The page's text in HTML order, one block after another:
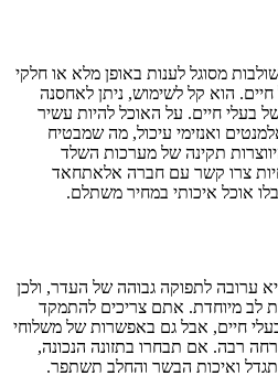
מסוגל לענות באופן מלא או חלקי
הוא קל לשימוש, ניתן לאחסנה
בעלי חיים. על האוכל להיות עשיר
ואנזימי עיכול, מה שמבטיח
תקינה של מערכות השלד
צרו קשר עם חברה אלאתחאד
אוכל איכותי במחיר משתלם.
ערובה לתפוקה גבוהה של העדר, ולכן
לב מיוחדת. אתם צריכים להתמקד
חיים, אבל גם באפשרות של משלוחי
רבה. אם תבחרו בתזונה הנכונה,
ואיכות הבשר והחלב תשתפר.